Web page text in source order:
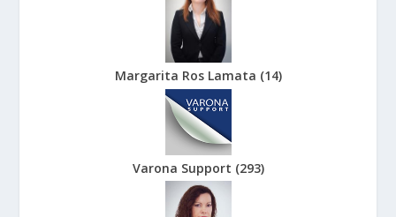
Margarita Ros Lamata (14)
Varona Support (293)